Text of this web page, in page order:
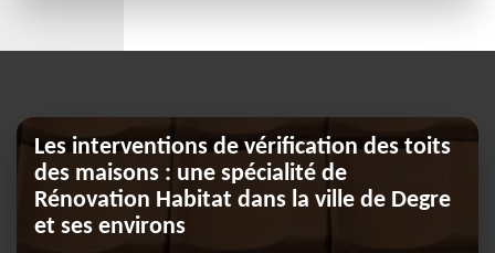
Les interventions de vérification des toits
des maisons : une spécialité de
Rénovation Habitat dans la ville de Degre
et ses environs